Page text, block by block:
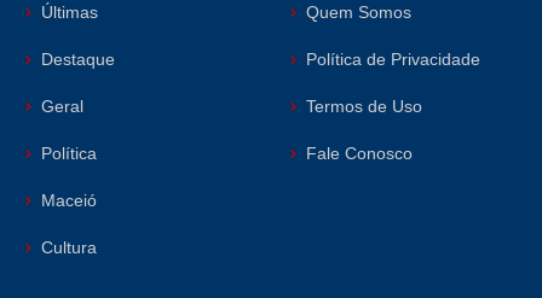
Últimas
Destaque
Geral
Política
Maceió
Cultura
Quem Somos
Política de Privacidade
Termos de Uso
Fale Conosco